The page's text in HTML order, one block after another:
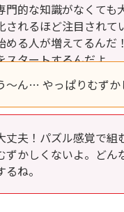
門的な知識がなくても
されるほど注目されて
める人が増えてるんだ
スタートするんだよ。
～ん… やっぱりむず
丈夫！パズル感覚で組
ずかしくないよ。どん
るね。